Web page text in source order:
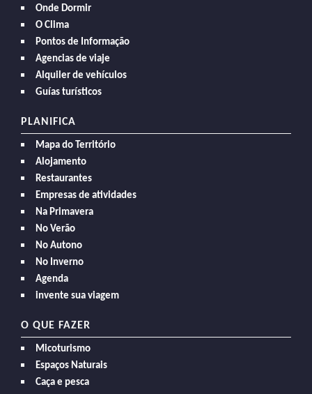
Onde Dormir
O Clima
Pontos de Informação
Agencias de viaje
Alquiler de vehículos
Guías turísticos
PLANIFICA
Mapa do Território
Alojamento
Restaurantes
Empresas de atividades
Na Primavera
No Verão
No Autono
No Inverno
Agenda
invente sua viagem
O QUE FAZER
Micoturismo
Espaços Naturais
Caça e pesca